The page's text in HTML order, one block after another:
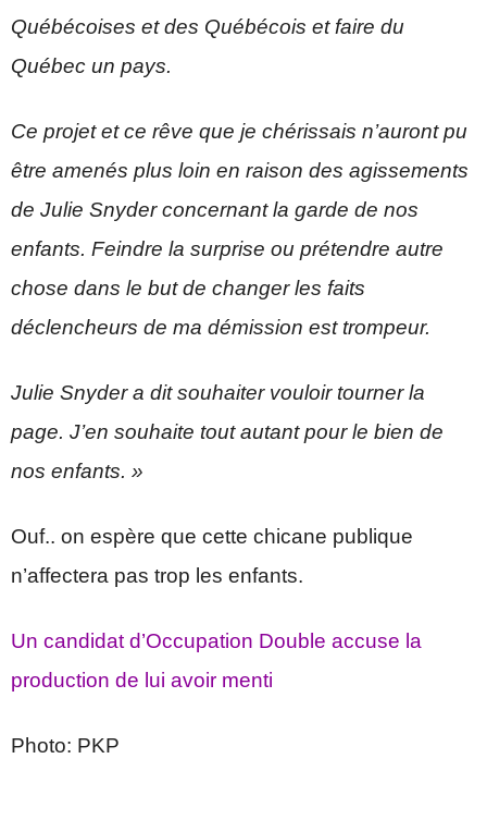
Québécoises et des Québécois et faire du
Québec un pays.
Ce projet et ce rêve que je chérissais n’auront pu
être amenés plus loin en raison des agissements
de Julie Snyder concernant la garde de nos
enfants. Feindre la surprise ou prétendre autre
chose dans le but de changer les faits
déclencheurs de ma démission est trompeur.
Julie Snyder a dit souhaiter vouloir tourner la
page. J’en souhaite tout autant pour le bien de
nos enfants. »
Ouf.. on espère que cette chicane publique
n’affectera pas trop les enfants.
Un candidat d’Occupation Double accuse la
production de lui avoir menti
Photo: PKP